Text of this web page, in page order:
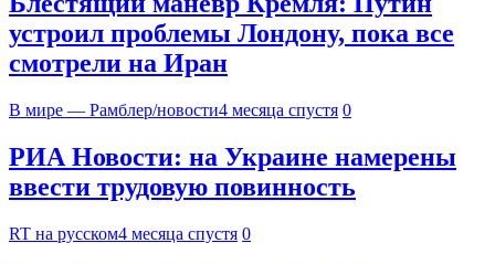
устроил проблемы Лондону, пока все
смотрели на Иран
В мире — Рамблер/новости4 месяца спустя 0
РИА Новости: на Украине намерены
ввести трудовую повинность
RT на русском4 месяца спустя 0